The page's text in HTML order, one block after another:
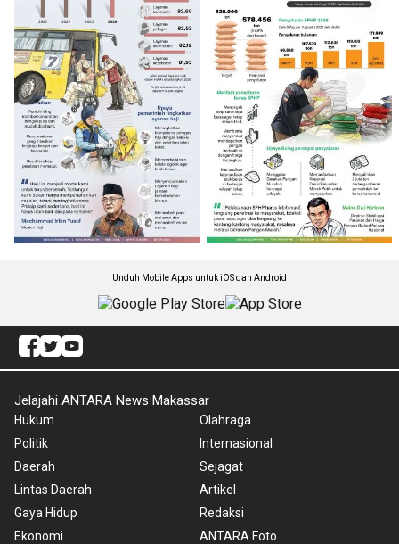
Unduh Mobile Apps untuk iOS dan Android
Jelajahi ANTARA News Makassar
Hukum
Politik
Daerah
Lintas Daerah
Gaya Hidup
Ekonomi
Olahraga
Internasional
Sejagat
Artikel
Redaksi
ANTARA Foto